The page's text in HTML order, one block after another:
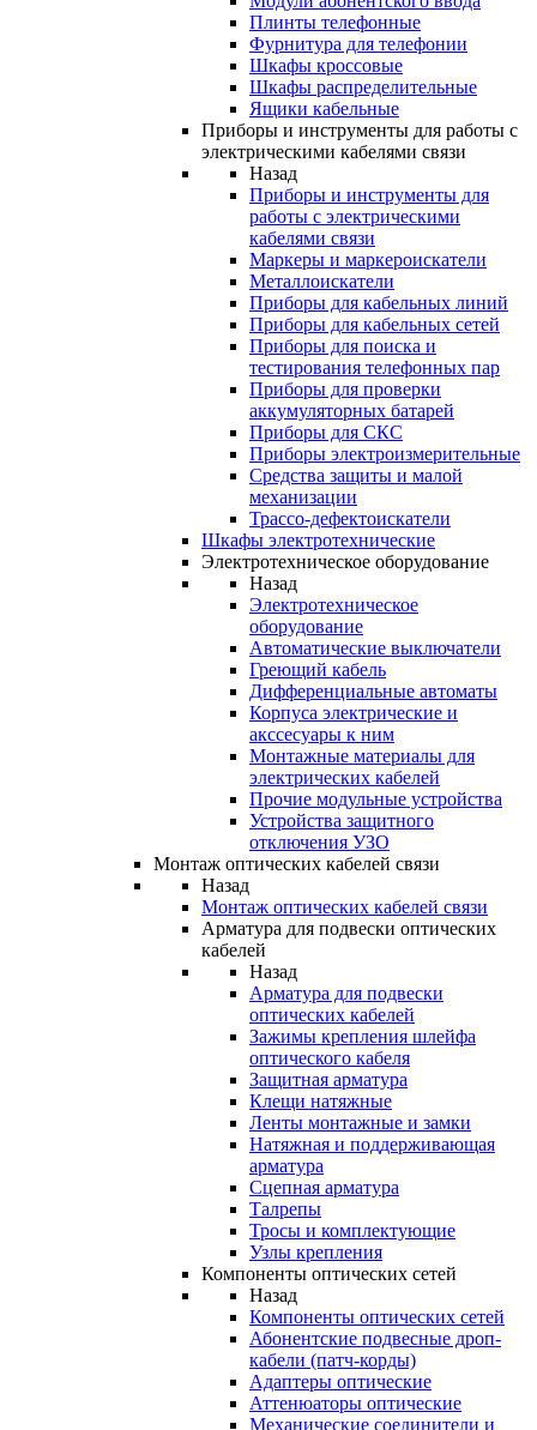
Плинты телефонные
Фурнитура для телефонии
Шкафы кроссовые
Шкафы распределительные
Ящики кабельные
Приборы и инструменты для работы с
электрическими кабелями связи
Назад
Приборы и инструменты для
работы с электрическими
кабелями связи
Маркеры и маркероискатели
Металлоискатели
Приборы для кабельных линий
Приборы для кабельных сетей
Приборы для поиска и
тестирования телефонных пар
Приборы для проверки
аккумуляторных батарей
Приборы для СКС
Приборы электроизмерительные
Средства защиты и малой
механизации
Трассо-дефектоискатели
Шкафы электротехнические
Электротехническое оборудование
Назад
Электротехническое
оборудование
Автоматические выключатели
Греющий кабель
Дифференциальные автоматы
Корпуса электрические и
акссесуары к ним
Монтажные материалы для
электрических кабелей
Прочие модульные устройства
Устройства защитного
отключения УЗО
Монтаж оптических кабелей связи
Назад
Монтаж оптических кабелей связи
Арматура для подвески оптических
кабелей
Назад
Арматура для подвески
оптических кабелей
Зажимы крепления шлейфа
оптического кабеля
Защитная арматура
Клещи натяжные
Ленты монтажные и замки
Натяжная и поддерживающая
арматура
Сцепная арматура
Талрепы
Тросы и комплектующие
Узлы крепления
Компоненты оптических сетей
Назад
Компоненты оптических сетей
Абонентские подвесные дроп-
кабели (патч-корды)
Адаптеры оптические
Аттенюаторы оптические
Механические соединители и